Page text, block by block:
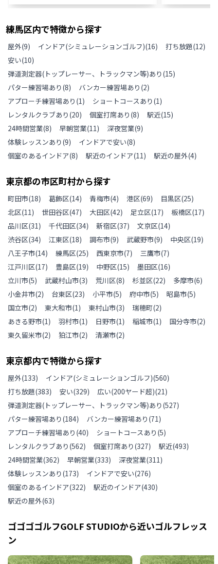
練馬区内で特徴から探す
屋外(9) インドア(シミュレーションゴルフ)(16) 打ち放題(12)
安い(10)
弾道測定器(トップレーサー、トラックマン等)あり (15)
パター練習場あり (8) バンカー練習場あり (2)
アプローチ練習場あり (1) ショートコースあり (1)
レンタルクラブあり (20) 個室打席あり (8) 駅近(15)
24時間営業(8) 早朝営業(11) 深夜営業(9)
体験レッスンあり (9) インドアで安い(8)
個室のあるインドア(8) 駅近のインドア(11) 駅近の屋外(4)
東京都の市区町村から探す
町田市(18) 葛飾区(14) 青梅市(4) 港区(69) 目黒区(25)
北区(11) 世田谷区(47) 大田区(42) 足立区(17) 板橋区(17)
品川区(31) 千代田区(34) 新宿区(37) 文京区(14)
渋谷区(34) 江東区(18) 調布市(9) 武蔵野市(9) 中央区(19)
八王子市(14) 練馬区(25) 西東京市(7) 三鷹市(7)
江戸川区(17) 豊島区(19) 中野区(15) 墨田区(16)
立川市(5) 武蔵村山市(3) 荒川区(8) 杉並区(22) 多摩市(6)
小金井市(2) 台東区(23) 小平市(5) 府中市(5) 昭島市(5)
国立市(2) 東大和市(1) 東村山市(3) 瑞穂町(2)
あきる野市(1) 羽村市(1) 日野市(1) 稲城市(1) 国分寺市(2)
東久留米市(2) 狛江市(2) 清瀬市(2)
東京都内で特徴から探す
屋外(133) インドア(シミュレーションゴルフ)(560)
打ち放題(383) 安い(329) 広い(200ヤード超)(21)
弾道測定器(トップレーサー、トラックマン等)あり (527)
パター練習場あり (184) バンカー練習場あり (71)
アプローチ練習場あり (40) ショートコースあり (5)
レンタルクラブあり (562) 個室打席あり (327) 駅近(493)
24時間営業(362) 早朝営業(333) 深夜営業(311)
体験レッスンあり (173) インドアで安い(276)
個室のあるインドア(322) 駅近のインドア(430)
駅近の屋外(63)
ゴゴゴゴルフGOLF STUDIOから近いゴルフレッス
ン